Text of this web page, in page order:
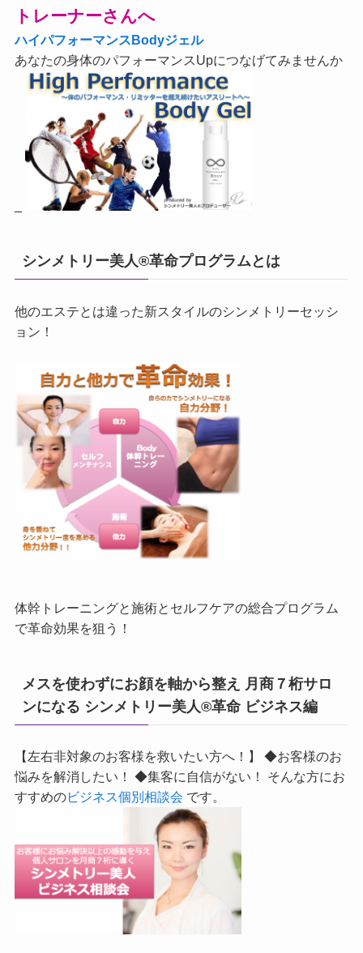
トレーナーさんへ
ハイパフォーマンスBodyジェル
あなたの身体のパフォーマンスUpにつなげてみませんか
シンメトリー美人®革命プログラムとは
他のエステとは違った新スタイルのシンメトリーセッシ
ョン！
体幹トレーニングと施術とセルフケアの総合プログラム
で革命効果を狙う！
メスを使わずにお顔を軸から整え 月商７桁サロ
ンになる シンメトリー美人®革命 ビジネス編
【左右非対象のお客様を救いたい方へ！】 ◆お客様のお
悩みを解消したい！ ◆集客に自信がない！ そんな方にお
すすめのビジネス個別相談会 です。